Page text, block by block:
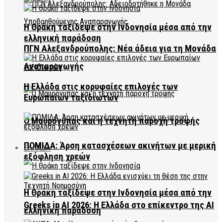
ΠΓΝ Αλεξανδρούπολης: Νέα άδεια για τη Μονάδα
Αναπαραγωγής
Ο Μαυρόγυπας και η τεχνητή παροχή τροφής
ΕΛΛΑΔΑ
Η Θράκη ταξίδεψε στην Ινδονησία μέσα από την
ελληνική παράδοση
Η Θράκη ταξίδεψε στην Ινδονησία μέσα από την
ελληνική παράδοση
Η Ελλάδα στις κορυφαίες επιλογές των
Ευρωπαίων ταξιδιωτών
ΠΟΜΙΔΑ: Άρση κατασχέσεων ακινήτων με μερική
εξόφληση χρεών
Greeks in AI 2026: Η Ελλάδα στο επίκεντρο της AI